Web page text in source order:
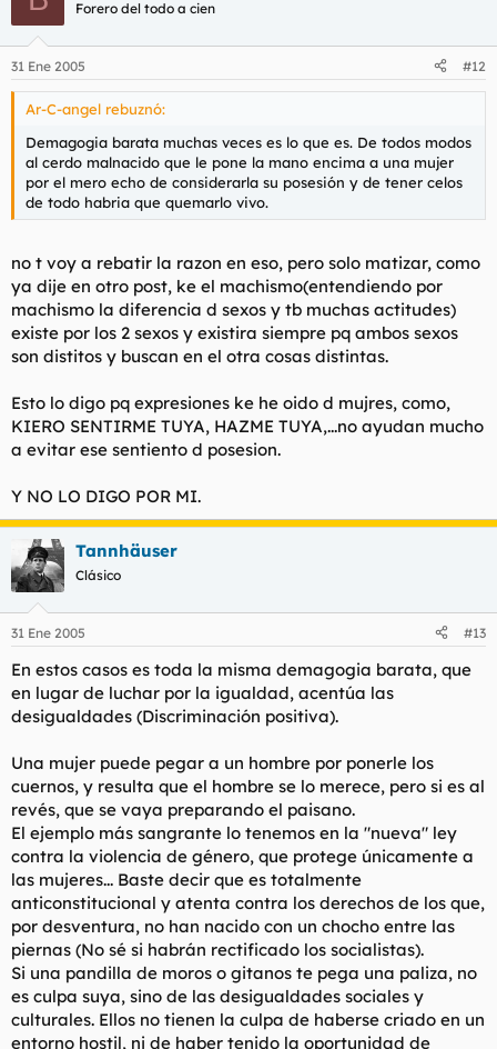
Forero del todo a cien
31 Ene 2005 #12
Ar-C-angel rebuznó:
Demagogia barata muchas veces es lo que es. De todos modos
al cerdo malnacido que le pone la mano encima a una mujer
por el mero echo de considerarla su posesión y de tener celos
de todo habria que quemarlo vivo.
no t voy a rebatir la razon en eso, pero solo matizar, como
ya dije en otro post, ke el machismo(entendiendo por
machismo la diferencia d sexos y tb muchas actitudes)
existe por los 2 sexos y existira siempre pq ambos sexos
son distitos y buscan en el otra cosas distintas.
Esto lo digo pq expresiones ke he oido d mujres, como,
KIERO SENTIRME TUYA, HAZME TUYA,...no ayudan mucho
a evitar ese sentiento d posesion.
Y NO LO DIGO POR MI.
Tannhäuser
Clásico
31 Ene 2005 #13
En estos casos es toda la misma demagogia barata, que
en lugar de luchar por la igualdad, acentúa las
desigualdades (Discriminación positiva).
Una mujer puede pegar a un hombre por ponerle los
cuernos, y resulta que el hombre se lo merece, pero si es al
revés, que se vaya preparando el paisano.
El ejemplo más sangrante lo tenemos en la "nueva" ley
contra la violencia de género, que protege únicamente a
las mujeres... Baste decir que es totalmente
anticonstitucional y atenta contra los derechos de los que,
por desventura, no han nacido con un chocho entre las
piernas (No sé si habrán rectificado los socialistas).
Si una pandilla de moros o gitanos te pega una paliza, no
es culpa suya, sino de las desigualdades sociales y
culturales. Ellos no tienen la culpa de haberse criado en un
entorno hostil, ni de haber tenido la oportunidad de